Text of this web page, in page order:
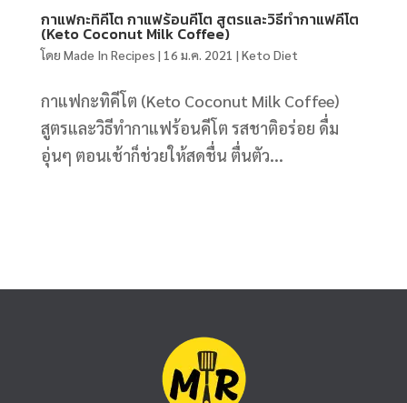
กาแฟกะทิคีโต กาแฟร้อนคีโต สูตรและวิธีทำกาแฟคีโต
(Keto Coconut Milk Coffee)
โดย Made In Recipes | 16 ม.ค. 2021 | Keto Diet
กาแฟกะทิคีโต (Keto Coconut Milk Coffee)
สูตรและวิธีทำกาแฟร้อนคีโต รสชาติอร่อย ดื่ม
อุ่นๆ ตอนเช้าก็ช่วยให้สดชื่น ตื่นตัว...